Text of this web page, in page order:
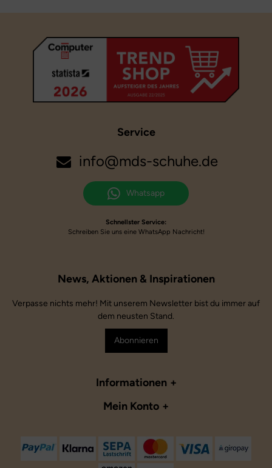
Service
info@mds-schuhe.de
Whatsapp
Schnellster Service:
Schreiben Sie uns eine WhatsApp Nachricht!
Informationen
Mein Konto
Verpasse nichts mehr! Mit unserem Newsletter bist du immer auf
dem neusten Stand.
Abonnieren